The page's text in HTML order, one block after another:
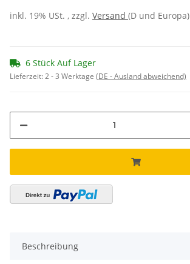
inkl. 19% USt. , zzgl. Versand (D und Europa)
6 Stück Auf Lager
Lieferzeit:2 - 3 Werktage (DE - Ausland abweichend)
Beschreibung